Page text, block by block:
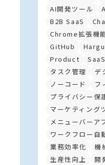
AI開発ツール
B2B SaaS
Chrome拡張機
GitHub
Product
SaaS
タスク管理
デ
ノーコード
フ
プライバシー保
マーケティング
メニューバーア
ワークフロー自
業務効率化
機
生産性向上
開